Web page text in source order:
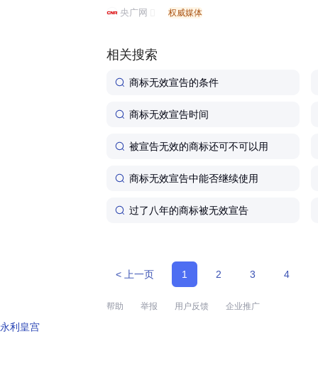
号土猪"等1127件带有欺骗性的商标依职权
布1115件相关商标信息,并公布了...
央广网 权威媒体
相关搜索
商标无效宣告的条件
商标无效宣告时间
被宣告无效的商标还可不可以用
商标无效宣告中能否继续使用
过了八年的商标被无效宣告
< 上一页 1 2 3 4
帮助 举报 用户反馈 企业推广
永利皇宫